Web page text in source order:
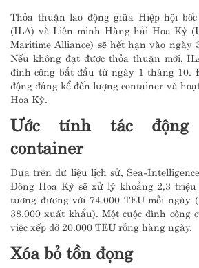
Thỏa thuận lao động giữa Hiệp hội
(ILA) và Liên minh Hàng hải Hoa Kỳ
Maritime Alliance) sẽ hết hạn vào ngày
Nếu không đạt được thỏa thuận mới,
đình công bắt đầu từ ngày 1 tháng 10.
động đáng kể đến lượng container và
Hoa Kỳ.
Ước tính tác động
container
Dựa trên dữ liệu lịch sử, Sea-
Đông Hoa Kỳ sẽ xử lý khoảng 2,3 triệu
tương đương với 74.000 TEU mỗi ngày
38.000 xuất khẩu). Một cuộc đình công
việc xếp dỡ 20.000 TEU rỗng hàng ngày.
Xóa bỏ tồn đọng